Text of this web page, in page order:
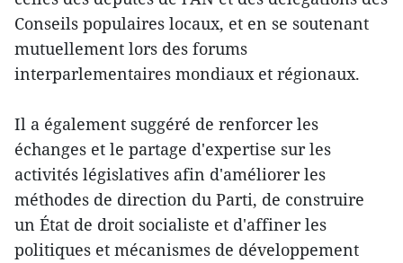
Conseils populaires locaux, et en se soutenant
mutuellement lors des forums
interparlementaires mondiaux et régionaux.
Il a également suggéré de renforcer les
échanges et le partage d'expertise sur les
activités législatives afin d'améliorer les
méthodes de direction du Parti, de construire
un État de droit socialiste et d'affiner les
politiques et mécanismes de développement